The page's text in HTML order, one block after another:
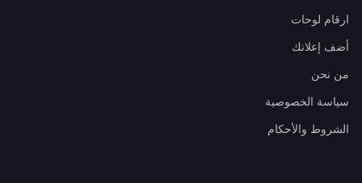
ارقام لوحات
أضف إعلانك
من نحن
سياسة الخصوصية
الشروط والأحكام